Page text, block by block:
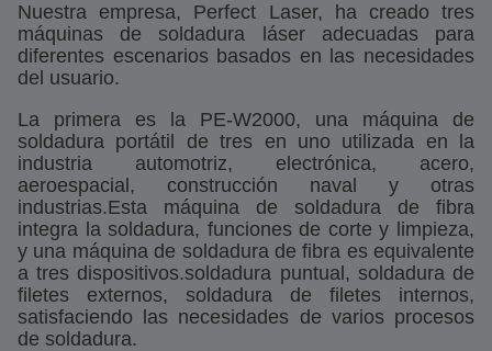
Nuestra empresa, Perfect Laser, ha creado tres
máquinas de soldadura láser adecuadas para
diferentes escenarios basados en las necesidades
del usuario.
La primera es la PE-W2000, una máquina de
soldadura portátil de tres en uno utilizada en la
industria automotriz, electrónica, acero,
aeroespacial, construcción naval y otras
industrias.Esta máquina de soldadura de fibra
integra la soldadura, funciones de corte y limpieza,
y una máquina de soldadura de fibra es equivalente
a tres dispositivos.soldadura puntual, soldadura de
filetes externos, soldadura de filetes internos,
satisfaciendo las necesidades de varios procesos
de soldadura.